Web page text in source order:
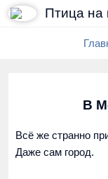
Птица на
В
Всё же странно
Даже сам город.